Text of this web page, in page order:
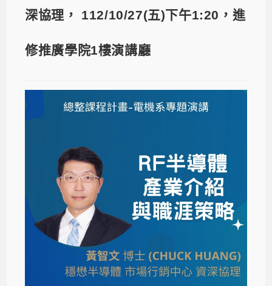
深協理， 112/10/27(五)下午1:20，進
修推廣學院1樓演講廳